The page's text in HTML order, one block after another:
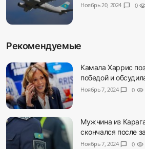
Ноябрь 20, 2024 chat_bubble 0
Рекомендуемые
Камала Харрис
победой и
Ноябрь 7, 2024 chat_bubble 0 visibility
Мужчина из
скончался после
Ноябрь 7, 2024 chat_bubble 0 visibility